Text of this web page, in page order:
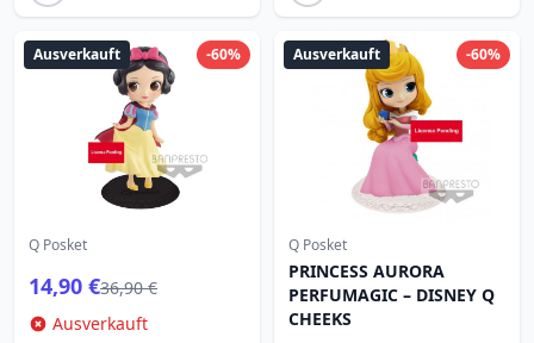
-60%
Ausverkauft
Q Posket
14,90 €36,90 €
Ausverkauft
-60%
Ausverkauft
Q Posket
PRINCESS AURORA
PERFUMAGIC – DISNEY Q
CHEEKS